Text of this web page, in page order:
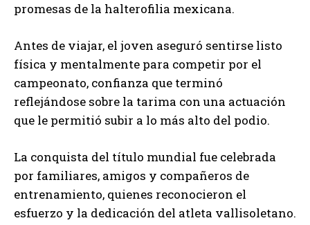
promesas de la halterofilia mexicana.
Antes de viajar, el joven aseguró sentirse listo
física y mentalmente para competir por el
campeonato, confianza que terminó
reflejándose sobre la tarima con una actuación
que le permitió subir a lo más alto del podio.
La conquista del título mundial fue celebrada
por familiares, amigos y compañeros de
entrenamiento, quienes reconocieron el
esfuerzo y la dedicación del atleta vallisoletano.